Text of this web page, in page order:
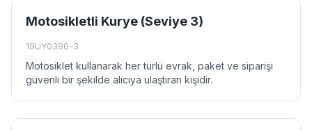
Motosikletli Kurye (Seviye 3)
19UY0390-3
Motosiklet kullanarak her türlü evrak, paket ve siparişi
güvenli bir şekilde alıcıya ulaştıran kişidir.